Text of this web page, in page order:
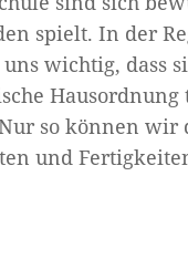
spielt. In der
wichtig, dass
so können
und